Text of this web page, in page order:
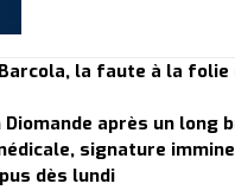
la faute à la
après un long
signature
dès lundi